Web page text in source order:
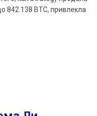
842 138 BTC, привлекла